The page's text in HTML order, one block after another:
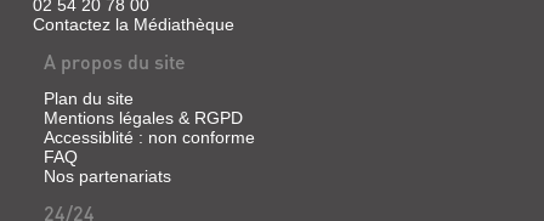
02 54 20 78 00
Contactez la Médiathèque
A propos du site
Plan du site
Mentions légales & RGPD
Accessiblité : non conforme
FAQ
Nos partenariats
24/24